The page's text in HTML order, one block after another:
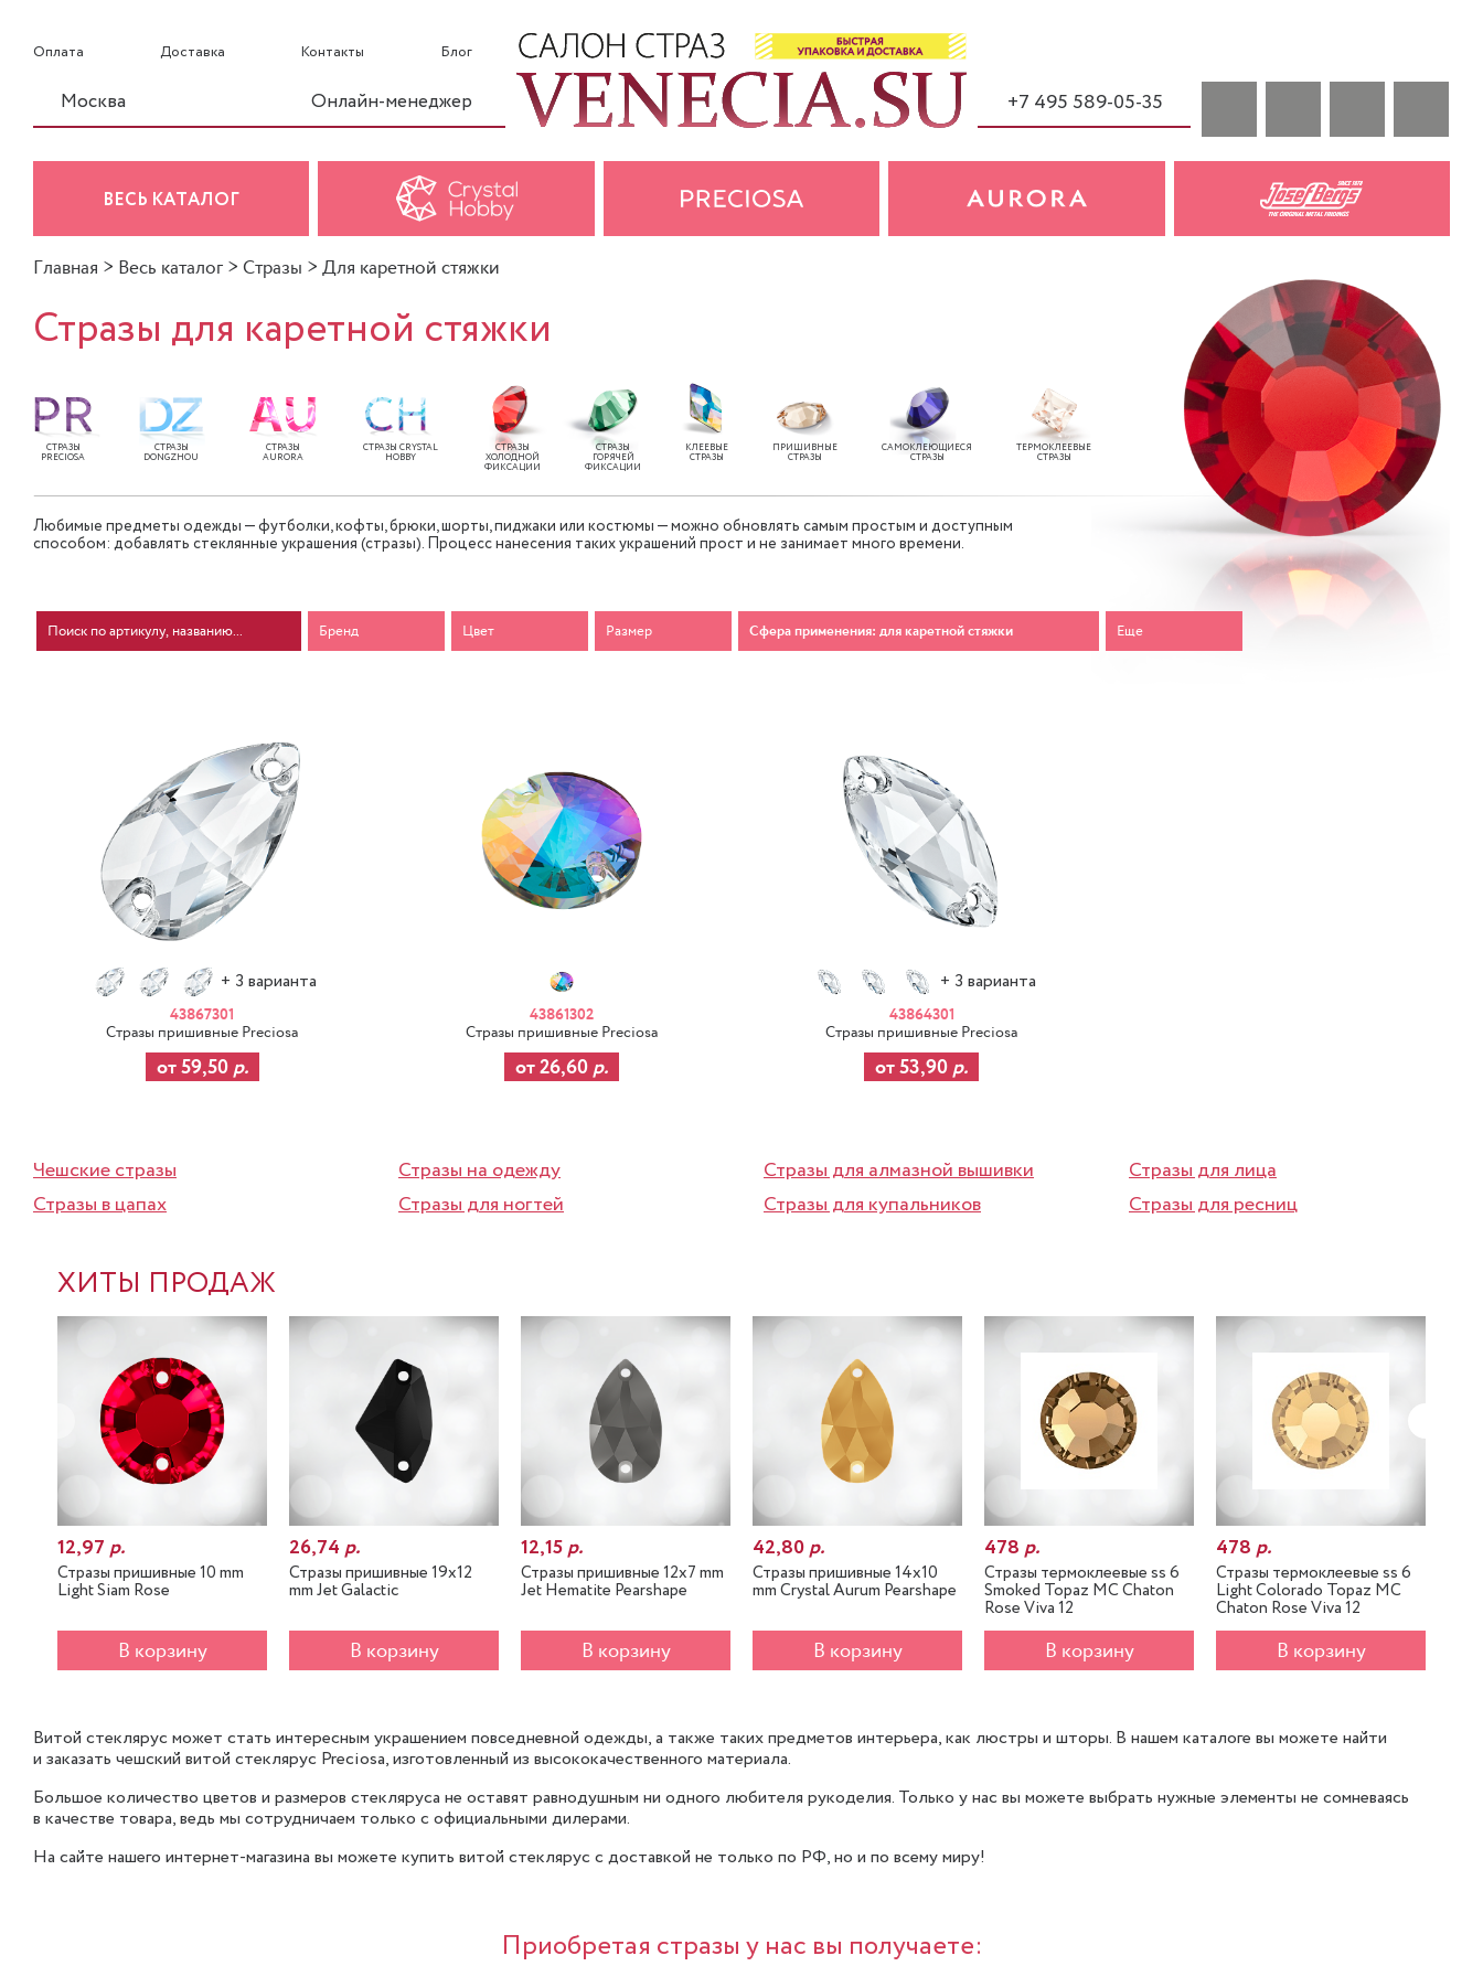
Оплата Доставка Контакты Блог
Москва Онлайн-менеджер +7 495 589-05-35
ВЕСЬ КАТАЛОГ
Главная > Весь каталог > Стразы > Для каретной стяжки
Стразы для каретной стяжки
СТРАЗЫ
PRECIOSA
СТРАЗЫ
DONGZHOU
СТРАЗЫ
AURORA
СТРАЗЫ CRYSTAL
HOBBY
СТРАЗЫ
ХОЛОДНОЙ
ФИКСАЦИИ
СТРАЗЫ
ГОРЯЧЕЙ
ФИКСАЦИИ
КЛЕЕВЫЕ
СТРАЗЫ
ПРИШИВНЫЕ
СТРАЗЫ
САМОКЛЕЮЩИЕСЯ
СТРАЗЫ
ТЕРМОКЛЕЕВЫЕ
СТРАЗЫ
Любимые предметы одежды — футболки, кофты, брюки, шорты, пиджаки или костюмы — можно обновлять самым простым и доступным
способом: добавлять стеклянные украшения (стразы). Процесс нанесения таких украшений прост и не занимает много времени.
Бренд Цвет Размер Сфера применения: для каретной стяжки Еще
+ 3 варианта
43867301
Стразы пришивные Preciosa
от 59,50 р.
43861302
Стразы пришивные Preciosa
от 26,60 р.
+ 3 варианта
43864301
Стразы пришивные Preciosa
от 53,90 р.
Чешские стразы Стразы на одежду Стразы для алмазной вышивки
Стразы для лица
Стразы в цапах
Стразы для ногтей Стразы для купальников Стразы для ресниц
ХИТЫ ПРОДАЖ
-37%
12,97р.
Стразы пришивные 10 mm
Light Siam Rose
В корзину
26,74р.
Стразы пришивные 19x12
mm Jet Galactic
В корзину
12,15р.
Стразы пришивные 12x7 mm
Jet Hematite Pearshape
В корзину
42,80р.
Стразы пришивные 14x10
mm Crystal Aurum Pearshape
В корзину
478р.
Стразы термоклеевые ss 6
Smoked Topaz MC Chaton
Rose Viva 12
В корзину
478р.
Стразы термоклеевые ss 6
Light Colorado Topaz MC
Chaton Rose Viva 12
В корзину
Витой стеклярус может стать интересным украшением повседневной одежды, а также таких предметов интерьера, как люстры и шторы. В нашем каталоге вы можете найти
и заказать чешский витой стеклярус Preciosa, изготовленный из высококачественного материала.
Большое количество цветов и размеров стекляруса не оставят равнодушным ни одного любителя рукоделия. Только у нас вы можете выбрать нужные элементы не сомневаясь
в качестве товара, ведь мы сотрудничаем только с официальными дилерами.
На сайте нашего интернет-магазина вы можете купить витой стеклярус с доставкой не только по РФ, но и по всему миру!
Приобретая стразы у нас вы получаете: